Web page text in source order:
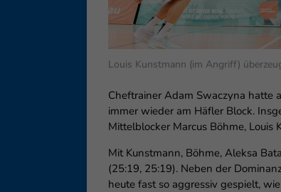
Louis Kunstmann (im Angriff)
Cheftrainer Adam Swaczyna hatte
immer wieder am Häfler Block.
Mittelblocker Marcus Böhme,
Mit Kunstmann, Böhme, Aleksa
(25:19, 25:19). Neben der
heute fast so aggressiv gespielt,